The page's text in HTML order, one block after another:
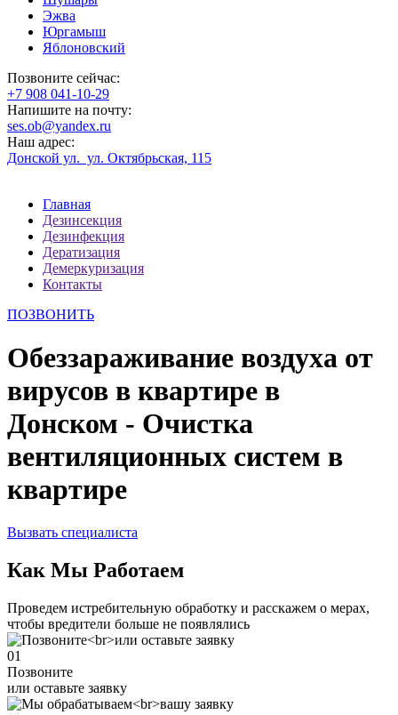
Эжва
Юргамыш
Яблоновский
Позвоните сейчас:
‪+7 908 041-10-29
Напишите на почту:
ses.ob@yandex.ru
Наш адрес:
Донской ул. ул. Октябрьская, 115
Главная
Дезинсекция
Дезинфекция
Дератизация
Демеркуризация
Контакты
ПОЗВОНИТЬ
Обеззараживание воздуха от
вирусов в квартире в
Донском - Очистка
вентиляционных систем в
квартире
Вызвать специалиста
Как Мы Работаем
Проведем истребительную обработку и расскажем о мерах,
чтобы вредители больше не появлялись
01
Позвоните
или оставьте заявку